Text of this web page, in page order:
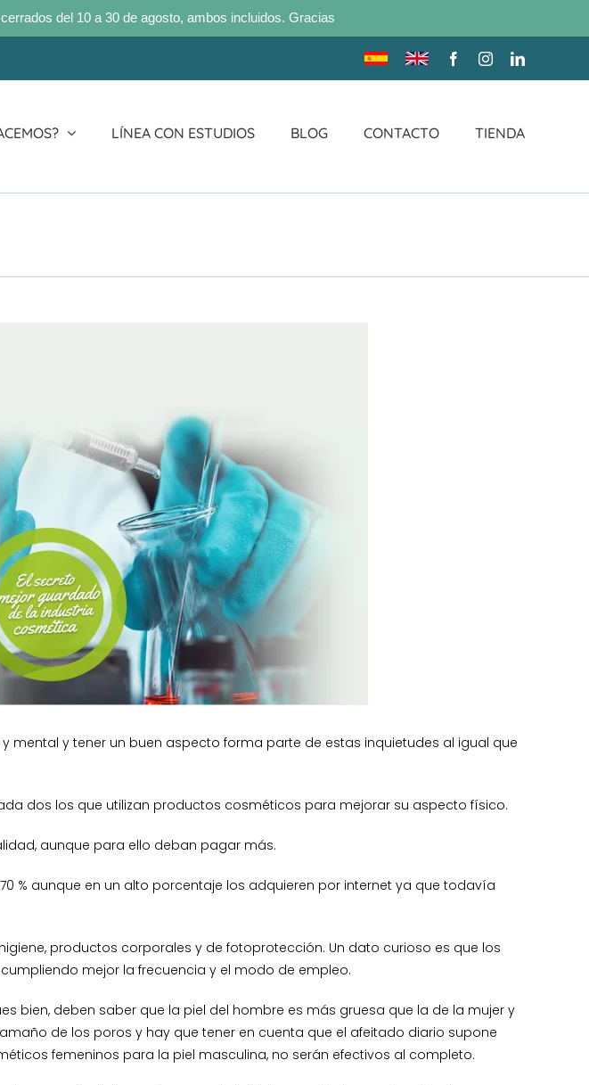
del 10 a 30 de agosto, ambos incluidos. Gracias
TraducirTranslate
FacebookInstagramLinkedIn
LÍNEA CON ESTUDIOS BLOG CONTACTO TIENDA
y tener un buen aspecto forma parte de estas inquietudes al igual que
dos los que utilizan productos cosméticos para mejorar su aspecto físico.
aunque para ello deban pagar más.
% aunque en un alto porcentaje los adquieren por internet ya que todavía
productos corporales y de fotoprotección. Un dato curioso es que los
mejor la frecuencia y el modo de empleo.
bien, deben saber que la piel del hombre es más gruesa que la de la mujer y
de los poros y hay que tener en cuenta que el afeitado diario supone
femeninos para la piel masculina, no serán efectivos al completo.